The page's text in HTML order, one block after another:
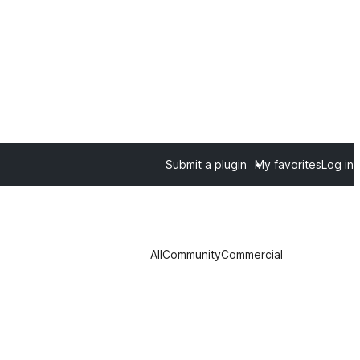
Submit a plugin My favoritesLog in
AllCommunityCommercial